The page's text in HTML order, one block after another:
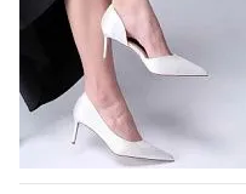
На участие в седьмой
которая пройдет в
по 1 октября, уже
половину из них (494)
коллекции которых не
07.08.2026 694